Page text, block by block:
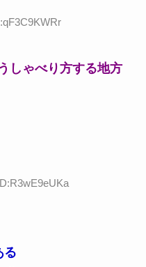
しゃべり方する地方
る